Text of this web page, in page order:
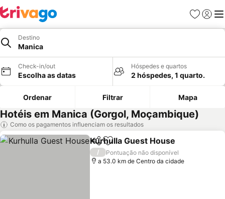
Favoritos
Iniciar
Destino
Manica
Check-in/out
Escolha as datas
Hóspedes e quartos
2 hóspedes, 1 quarto.
Ordenar Filtrar Mapa
Hotéis em Manica (Gorgol, Moçambique)
Como os pagamentos influenciam os resultados
PartilharAdicionar aos favoritos
Kurhulla Guest House
/
Pontuação não disponível
a 53.0 km de Centro da cidade